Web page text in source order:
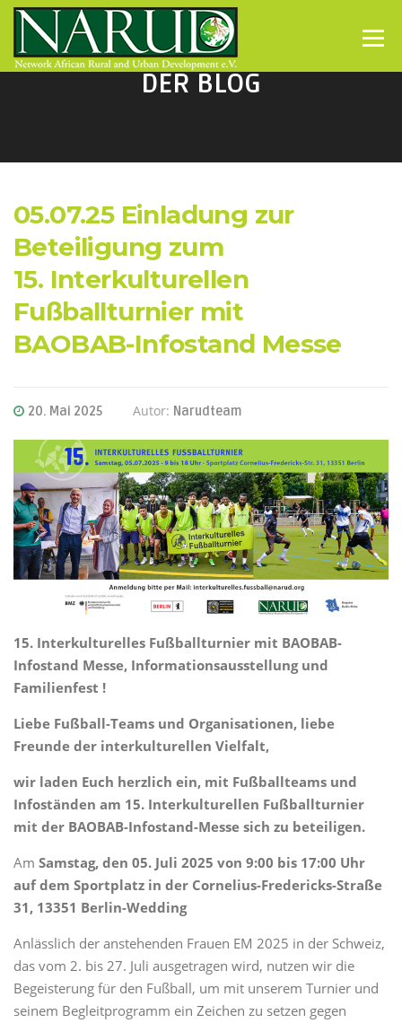
Direkt zum Inhalt
Menü
DER BLOG
05.07.25 Einladung zur
Beteiligung zum
15. Interkulturellen
Fußballturnier mit
BAOBAB-Infostand Messe
20. Mai 2025 Autor: Narudteam
15. Interkulturelles Fußballturnier mit BAOBAB-
Infostand Messe, Informationsausstellung und
Familienfest !
Liebe Fußball-Teams und Organisationen, liebe
Freunde der interkulturellen Vielfalt,
wir laden Euch herzlich ein, mit Fußballteams und
Infoständen am 15. Interkulturellen Fußballturnier
mit der BAOBAB-Infostand-Messe sich zu beteiligen.
Am Samstag, den 05. Juli 2025 von 9:00 bis 17:00 Uhr
auf dem Sportplatz in der Cornelius-Fredericks-Straße
31, 13351 Berlin-Wedding
Anlässlich der anstehenden Frauen EM 2025 in der Schweiz,
das vom 2. bis 27. Juli ausgetragen wird, nutzen wir die
Begeisterung für den Fußball, um mit unserem Turnier und
seinem Begleitprogramm ein Zeichen zu setzen gegen